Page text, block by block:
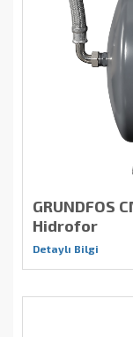
GRUNDFOS
Hidrofor
Detaylı Bilgi